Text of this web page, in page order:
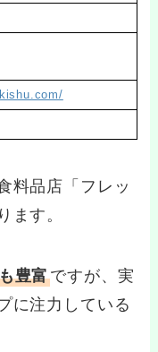
料品店「フレッ
ます。
豊富ですが、実
に注力している